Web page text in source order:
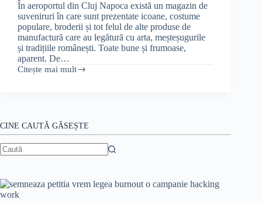
În aeroportul din Cluj Napoca există un magazin de
suveniruri în care sunt prezentate icoane, costume
populare, broderii și tot felul de alte produse de
manufactură care au legătură cu arta, meșteșugurile
și tradițiile românești. Toate bune și frumoase,
aparent. De…
Citește mai mult
Cum
de
țară
CINE CAUTĂ GĂSEȘTE